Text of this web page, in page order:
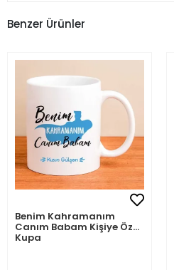
Benzer Ürünler
Benim Kahramanım
Canım Babam Kişiye Özel
Kupa